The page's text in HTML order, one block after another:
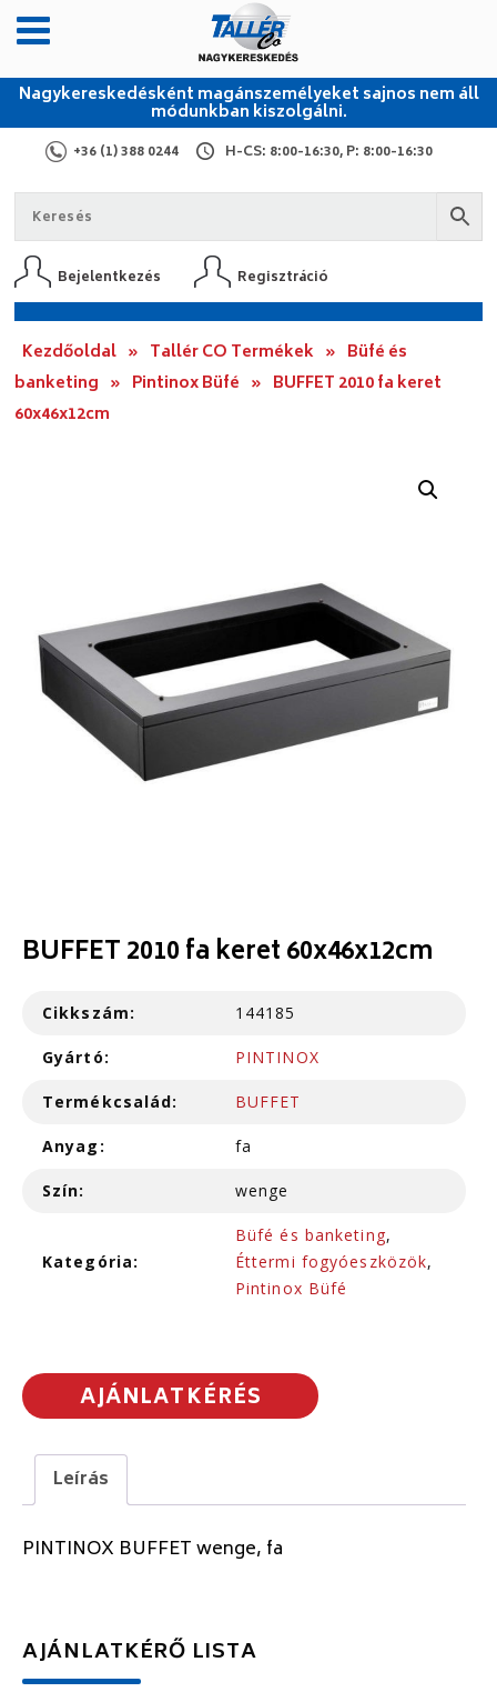
Nagykereskedésként magánszemélyeket sajnos nem áll
módunkban kiszolgálni.
+36 (1) 388 0244 H-CS: 8:00-16:30, P: 8:00-16:30
Bejelentkezés Regisztráció
Kezdőoldal » Tallér CO Termékek » Büfé és
banketing » Pintinox Büfé » BUFFET 2010 fa keret
60x46x12cm
BUFFET 2010 fa keret 60x46x12cm
Cikkszám: 144185
Gyártó: PINTINOX
Termékcsalád: BUFFET
Anyag: fa
Szín: wenge
Kategória:
Büfé és banketing,
Éttermi fogyóeszközök,
Pintinox Büfé
AJÁNLATKÉRÉS
Leírás
PINTINOX BUFFET wenge, fa
AJÁNLATKÉRŐ LISTA